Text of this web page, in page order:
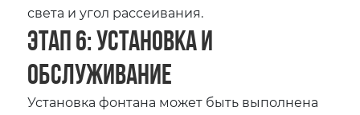
света и угол рассеивания.
Этап 6: Установка и
обслуживание
Установка фонтана может быть выполнена